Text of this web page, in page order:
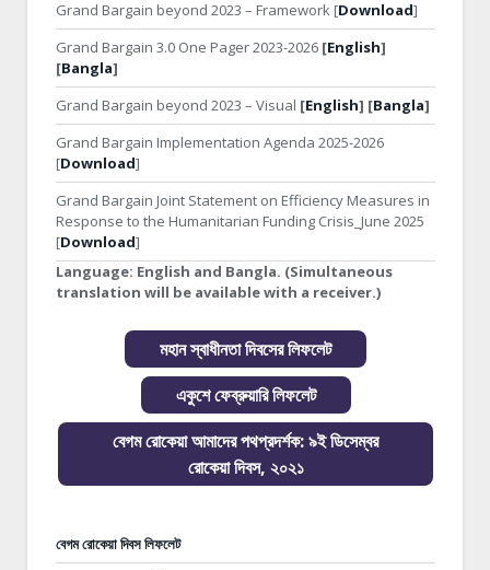
Grand Bargain beyond 2023 – Framework [Download]
Grand Bargain 3.0 One Pager 2023-2026 [English]
[Bangla]
Grand Bargain beyond 2023 – Visual [English] [Bangla]
Grand Bargain Implementation Agenda 2025-2026
[Download]
Grand Bargain Joint Statement on Efficiency Measures in
Response to the Humanitarian Funding Crisis_June 2025
[Download]
Language: English and Bangla. (Simultaneous
translation will be available with a receiver.)
মহান স্বাধীনতা দিবসের লিফলেট
একুশে ফেব্রুয়ারি লিফলেট
বেগম রোকেয়া আমাদের পথপ্রদর্শক: ৯ই ডিসেম্বর
রোকেয়া দিবস, ২০২১
বেগম রোকেয়া দিবস লিফলেট